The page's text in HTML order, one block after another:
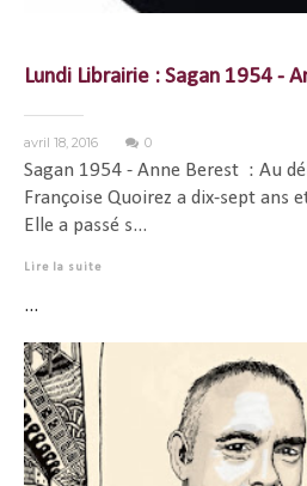
Lundi Librairie : Sagan 1954 -
avril 18, 2016 0
Sagan 1954 - Anne Berest : Au
Françoise Quoirez a dix-sept ans
Elle a passé s...
Lire la suite
...